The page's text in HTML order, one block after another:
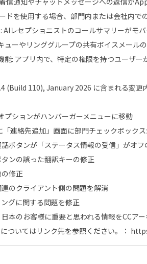
ドを使用する場合、部門内または会社内
AIレセプショニストのコールサマリーがモ
ューやリンググループの共有ボイスメー
能: アプリ内で、特定の権限を持つユーザ
(Build 110), January 2026 に含まれる変更
プションがハンバーガーメニューに移動
「連絡先追加」画面に部門チェックボック
ボタンが「ステータス情報の受信」がオ
ンの誤った翻訳キーの修正
修正
のクライアント側の問題を解消
グに関する問題を修正
本のお客様に重要と思われる情報をCCア
ついてはリンク先を参照ください。：